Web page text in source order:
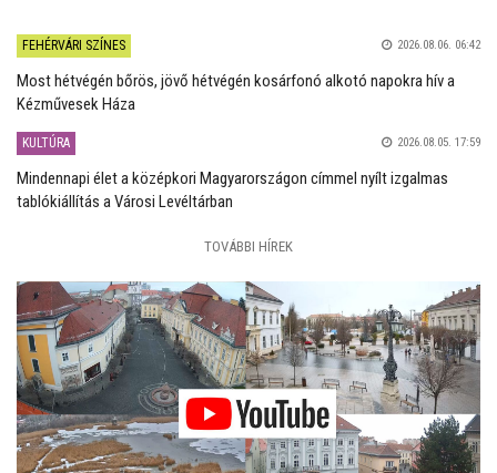
FEHÉRVÁRI SZÍNES 2026.08.06. 06:42
Most hétvégén bőrös, jövő hétvégén kosárfonó alkotó napokra hív a
Kézművesek Háza
KULTÚRA 2026.08.05. 17:59
Mindennapi élet a középkori Magyarországon címmel nyílt izgalmas
tablókiállítás a Városi Levéltárban
TOVÁBBI HÍREK